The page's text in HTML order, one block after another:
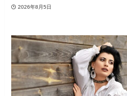
2026年8月5日